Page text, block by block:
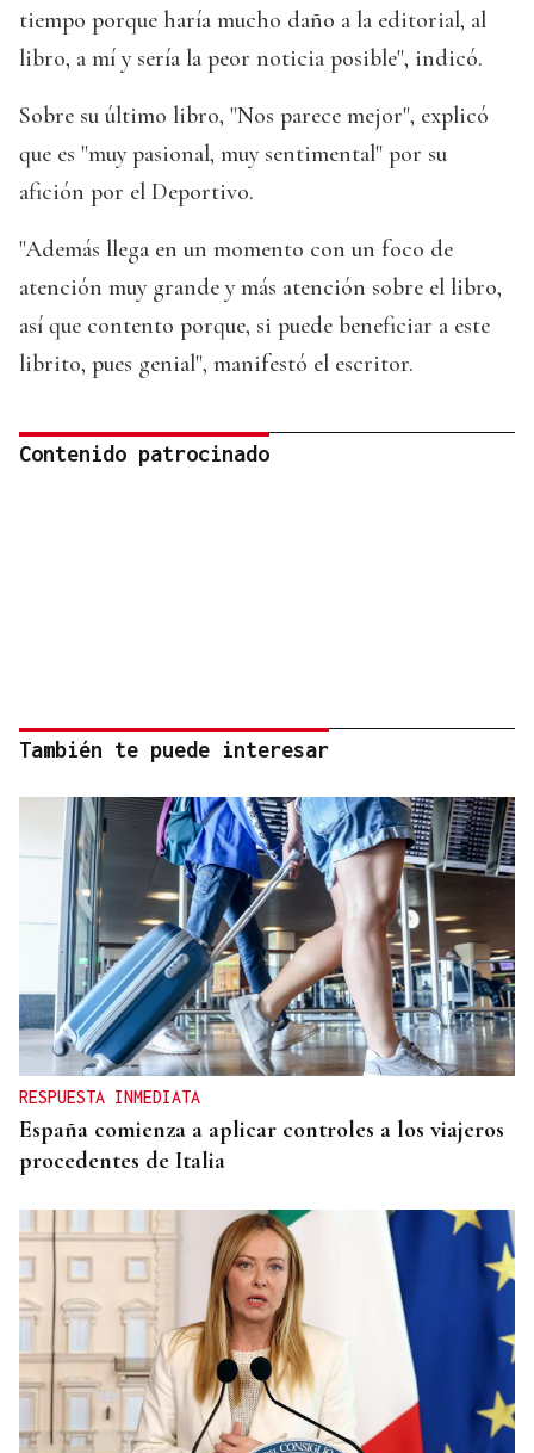
tiempo porque haría mucho daño a la editorial, al
libro, a mí y sería la peor noticia posible", indicó.
Sobre su último libro, "Nos parece mejor", explicó
que es "muy pasional, muy sentimental" por su
afición por el Deportivo.
"Además llega en un momento con un foco de
atención muy grande y más atención sobre el libro,
así que contento porque, si puede beneficiar a este
librito, pues genial", manifestó el escritor.
Contenido patrocinado
También te puede interesar
RESPUESTA INMEDIATA
España comienza a aplicar controles a los viajeros
procedentes de Italia